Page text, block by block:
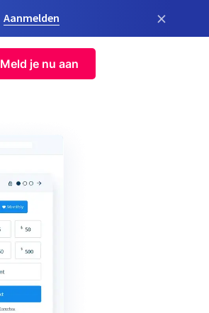
Aanmelden ×
Meld je nu aan